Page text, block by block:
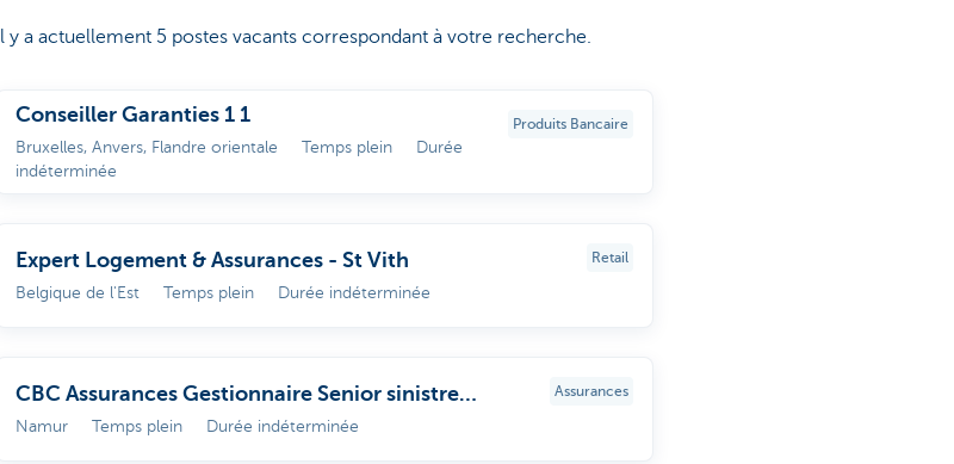
Il y a actuellement 5 postes vacants correspondant à votre recherche.
Conseiller Garanties 1 1
Bruxelles, Anvers, Flandre orientale Temps plein
Durée
indéterminée
Produits Bancaire
Expert Logement & Assurances - St Vith
Belgique de l'Est Temps plein Durée indéterminée
Retail
CBC Assurances Gestionnaire Senior sinistre
Incendie
Namur Temps plein Durée indéterminée
Assurances